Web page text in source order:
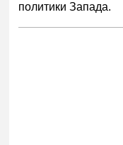
политики Запада.